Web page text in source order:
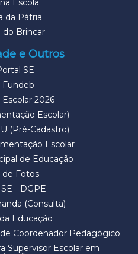
Escola
da Pátria
do Brincar
e Outros
SE
Fundeb
2026
Escolar)
(Pré-Cadastro)
Escolar
de Educação
de Fotos
- DGPE
(Consulta)
Educação
Coordenador Pedagógico
Supervisor Escolar em